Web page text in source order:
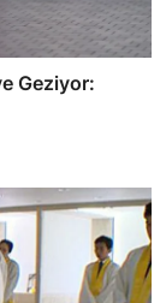
Geziyor: